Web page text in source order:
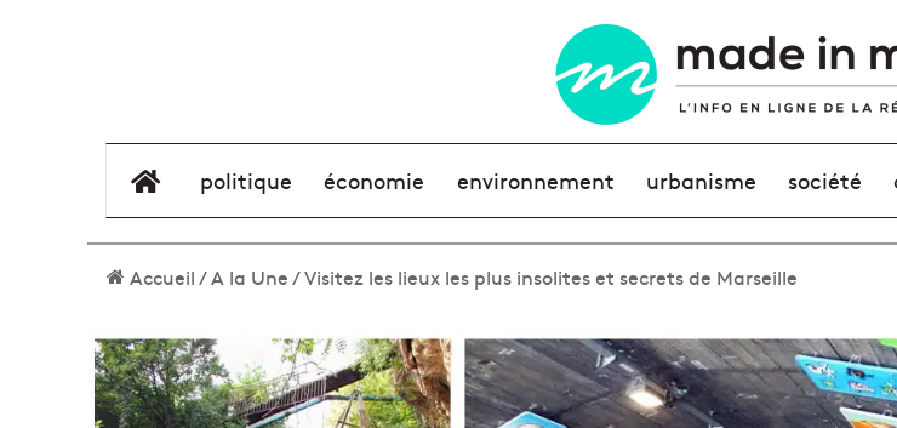
élément de menu
politique économie environnement urbanisme société
Accueil/A la Une/Visitez les lieux les plus insolites et secrets de Marseille